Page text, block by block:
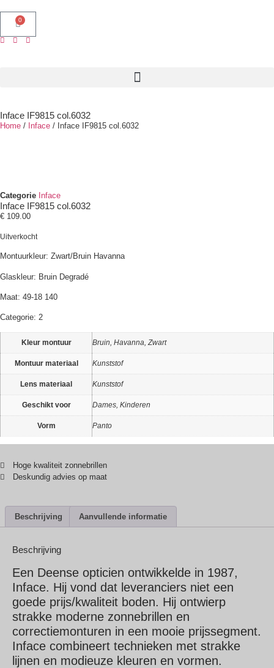
0
Inface IF9815 col.6032
Home / Inface / Inface IF9815 col.6032
Categorie Inface
Inface IF9815 col.6032
€ 109.00
Uitverkocht
Montuurkleur: Zwart/Bruin Havanna
Glaskleur: Bruin Degradé
Maat: 49-18 140
Categorie: 2
Kleur montuur Bruin, Havanna, Zwart
Montuur materiaal Kunststof
Lens materiaal Kunststof
Geschikt voor Dames, Kinderen
Vorm Panto
Hoge kwaliteit zonnebrillen
Deskundig advies op maat
Beschrijving Aanvullende informatie
Beschrijving
Een Deense opticien ontwikkelde in 1987,
Inface. Hij vond dat leveranciers niet een
goede prijs/kwaliteit boden. Hij ontwierp
strakke moderne zonnebrillen en
correctiemonturen in een mooie prijssegment.
Inface combineert technieken met strakke
lijnen en modieuze kleuren en vormen.